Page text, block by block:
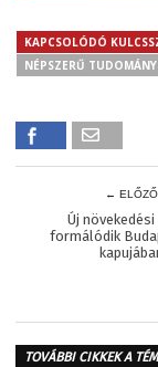
KAPCSOLÓDÓ
NÉPSZERŰ TUDOMÁNY
← ELŐZŐ
Új
formálódik
TOVÁBBI CIKKEK A